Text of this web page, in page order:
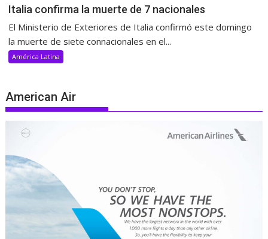
Italia confirma la muerte de 7 nacionales
El Ministerio de Exteriores de Italia confirmó este domingo
la muerte de siete connacionales en el...
América Latina
American Air